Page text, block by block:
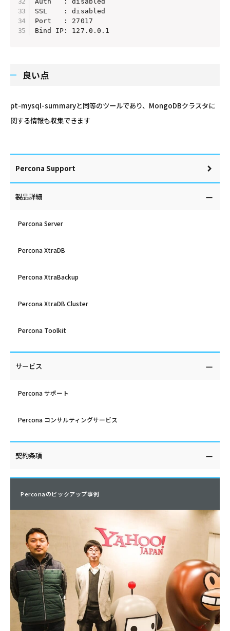
SSL    : disabled
Port   : 27017
Bind IP: 127.0.0.1
良い点
pt-mysql-summaryと同等のツールであり、MongoDBクラスタに
関する情報も収集できます
Percona Support
製品詳細
Percona Server
Percona XtraDB
Percona XtraBackup
Percona XtraDB Cluster
Percona Toolkit
サービス
Percona サポート
Percona コンサルティングサービス
契約条項
Perconaのピックアップ事例